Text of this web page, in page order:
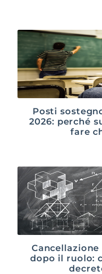
Posti
2026: perché
fare
dopo il ruolo: